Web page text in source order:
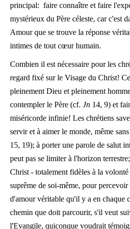
principal: faire connaître et faire
mystérieux du Père céleste, car c'est
Amour que se trouve la réponse
intimes de tout cœur humain.
Combien il est nécessaire pour les
regard fixé sur le Visage du Christ!
pleinement Dieu et pleinement
contempler le Père (cf. Jn 14, 9) et
miséricorde infinie! Les chrétiens
servir et à aimer le monde, même
15, 19); à porter une parole de salut
peut pas se limiter à l'horizon
Christ - totalement fidèles à la
suprême de soi-même, pour
d'amour véritable qu'il y a en chaque
chemin que doit parcourir, s'il veut
l'Evangile, quiconque voudrait